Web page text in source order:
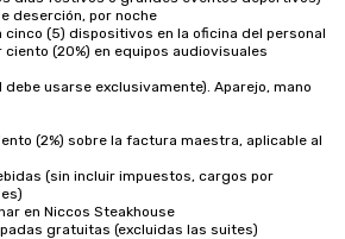
deserción, por noche
(5) dispositivos en la oficina del personal
(20%) en equipos audiovisuales
debe usarse exclusivamente). Aparejo, mano
(2%) sobre la factura maestra, aplicable al
(sin incluir impuestos, cargos por
en Niccos Steakhouse
gratuitas (excluidas las suites)